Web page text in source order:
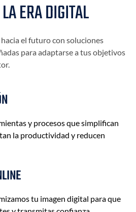
ERA DIGITAL
el futuro con soluciones
para adaptarse a tus objetivos
y procesos que simplifican
la productividad y reducen
tu imagen digital para que